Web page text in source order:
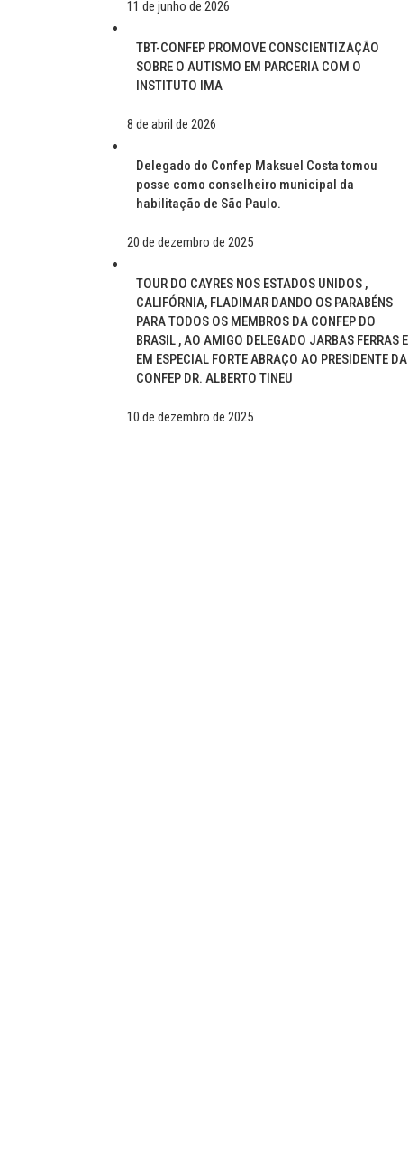
11 de junho de 2026
TBT-CONFEP PROMOVE CONSCIENTIZAÇÃO
SOBRE O AUTISMO EM PARCERIA COM O
INSTITUTO IMA
8 de abril de 2026
Delegado do Confep Maksuel Costa tomou
posse como conselheiro municipal da
habilitação de São Paulo.
20 de dezembro de 2025
TOUR DO CAYRES NOS ESTADOS UNIDOS ,
CALIFÓRNIA, FLADIMAR DANDO OS PARABÉNS
PARA TODOS OS MEMBROS DA CONFEP DO
BRASIL , AO AMIGO DELEGADO JARBAS FERRAS E
EM ESPECIAL FORTE ABRAÇO AO PRESIDENTE DA
CONFEP DR. ALBERTO TINEU
10 de dezembro de 2025